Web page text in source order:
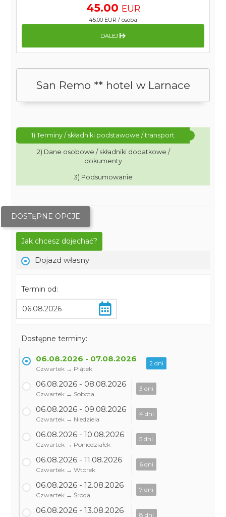
San Remo ** hotel w Larnace
1) Terminy / składniki podstawowe / transport
2) Dane osobowe / składniki dodatkowe /
dokumenty
3) Podsumowanie
DOSTĘPNE OPCJE
Jak chcesz dojechać?
Dojazd własny
Termin od:
Dostępne terminy:
06.08.2026 - 07.08.2026
Czwartek → Piątek
2 dni
06.08.2026 - 08.08.2026
Czwartek → Sobota
3 dni
06.08.2026 - 09.08.2026
Czwartek → Niedziela
4 dni
06.08.2026 - 10.08.2026
Czwartek → Poniedziałek
5 dni
06.08.2026 - 11.08.2026
Czwartek → Wtorek
6 dni
06.08.2026 - 12.08.2026
Czwartek → Środa
7 dni
06.08.2026 - 13.08.2026 8 dni
45.00 EUR
45.00 EUR / osoba
DALEJ